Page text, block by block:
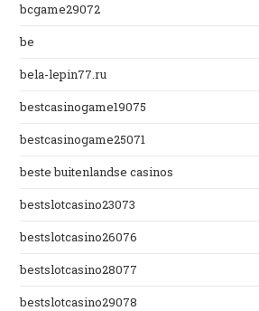
bcgame29072
be
bela-lepin77.ru
bestcasinogame19075
bestcasinogame25071
beste buitenlandse casinos
bestslotcasino23073
bestslotcasino26076
bestslotcasino28077
bestslotcasino29078